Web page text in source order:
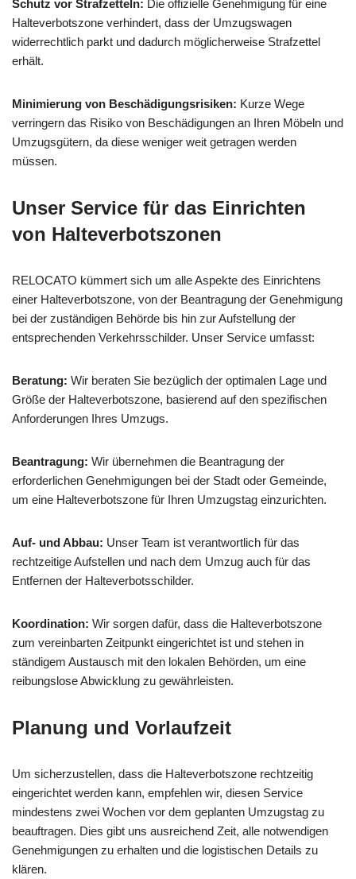
Schutz vor Strafzetteln: Die offizielle Genehmigung für eine
Halteverbotszone verhindert, dass der Umzugswagen
widerrechtlich parkt und dadurch möglicherweise Strafzettel
erhält.
Minimierung von Beschädigungsrisiken: Kurze Wege
verringern das Risiko von Beschädigungen an Ihren Möbeln und
Umzugsgütern, da diese weniger weit getragen werden
müssen.
Unser Service für das Einrichten
von Halteverbotszonen
RELOCATO kümmert sich um alle Aspekte des Einrichtens
einer Halteverbotszone, von der Beantragung der Genehmigung
bei der zuständigen Behörde bis hin zur Aufstellung der
entsprechenden Verkehrsschilder. Unser Service umfasst:
Beratung: Wir beraten Sie bezüglich der optimalen Lage und
Größe der Halteverbotszone, basierend auf den spezifischen
Anforderungen Ihres Umzugs.
Beantragung: Wir übernehmen die Beantragung der
erforderlichen Genehmigungen bei der Stadt oder Gemeinde,
um eine Halteverbotszone für Ihren Umzugstag einzurichten.
Auf- und Abbau: Unser Team ist verantwortlich für das
rechtzeitige Aufstellen und nach dem Umzug auch für das
Entfernen der Halteverbotsschilder.
Koordination: Wir sorgen dafür, dass die Halteverbotszone
zum vereinbarten Zeitpunkt eingerichtet ist und stehen in
ständigem Austausch mit den lokalen Behörden, um eine
reibungslose Abwicklung zu gewährleisten.
Planung und Vorlaufzeit
Um sicherzustellen, dass die Halteverbotszone rechtzeitig
eingerichtet werden kann, empfehlen wir, diesen Service
mindestens zwei Wochen vor dem geplanten Umzugstag zu
beauftragen. Dies gibt uns ausreichend Zeit, alle notwendigen
Genehmigungen zu erhalten und die logistischen Details zu
klären.